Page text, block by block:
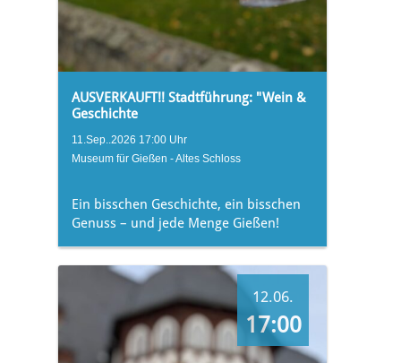
AUSVERKAUFT!! Stadtführung: "Wein &
Geschichte
11.Sep..2026 17:00 Uhr
Museum für Gießen - Altes Schloss
Ein bisschen Geschichte, ein bisschen
Genuss – und jede Menge Gießen!
12.06.
17:00